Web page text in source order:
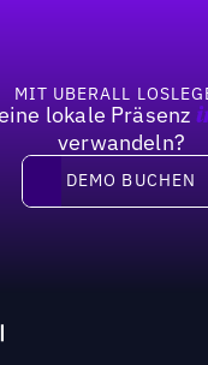
MIT UBERALL
lokale Präsenz
verwandeln?
DEMO BUCHEN
DEMO BUCHEN